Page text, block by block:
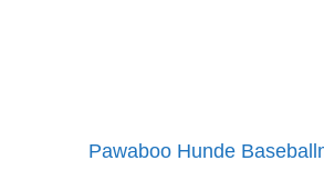
Pawaboo Hunde